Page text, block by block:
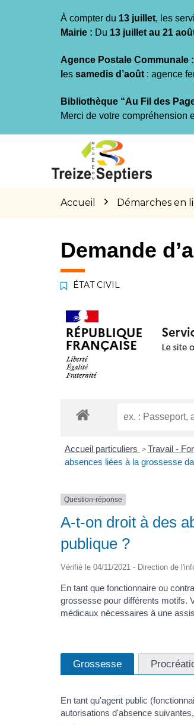
À compter du 13 juillet, les
Mairie : Du 13 juillet au 21
Agence Postale Communale :
es samedis d’août : agence
Bibliothèque “Au Fil des
Merci de votre compréhension
Accueil Démarches en
Demande
ÉTAT CIVIL
Accueil particuliers > Travail -
absences liées à la grossesse
Question-réponse
A-t-on droit à des
publique ?
Vérifié le 04/11/2021 - Direction de
En tant que fonctionnaire ou
grossesse pour différents motifs.
médicaux nécessaires à une
Grossesse
En tant qu'agent public
autorisations d'absence